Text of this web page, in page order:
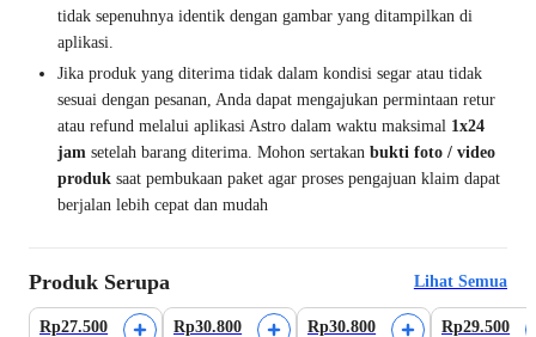
tidak sepenuhnya identik dengan gambar yang ditampilkan di
aplikasi.
Jika produk yang diterima tidak dalam kondisi segar atau tidak
sesuai dengan pesanan, Anda dapat mengajukan permintaan retur
atau refund melalui aplikasi Astro dalam waktu maksimal 1x24
jam setelah barang diterima. Mohon sertakan bukti foto / video
produk saat pembukaan paket agar proses pengajuan klaim dapat
berjalan lebih cepat dan mudah
Produk Serupa Lihat Semua
Rp27.500 Rp30.800 Rp30.800 Rp29.500